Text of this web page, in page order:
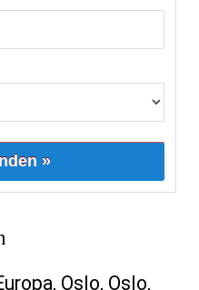
»
Oslo, Oslo,